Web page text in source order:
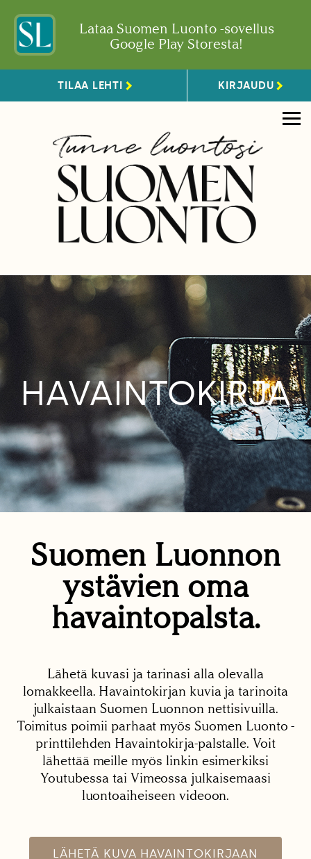
Lataa Suomen Luonto -sovellus
Google Play Storesta!
TILAA LEHTI KIRJAUDU
HAVAINTOKIRJA
Suomen Luonnon
ystävien oma
havaintopalsta.
Lähetä kuvasi ja tarinasi alla olevalla
lomakkeella. Havaintokirjan kuvia ja tarinoita
julkaistaan Suomen Luonnon nettisivuilla.
Toimitus poimii parhaat myös Suomen Luonto -
printtilehden Havaintokirja-palstalle. Voit
lähettää meille myös linkin esimerkiksi
Youtubessa tai Vimeossa julkaisemaasi
luontoaiheiseen videoon.
LÄHETÄ KUVA HAVAINTOKIRJAAN